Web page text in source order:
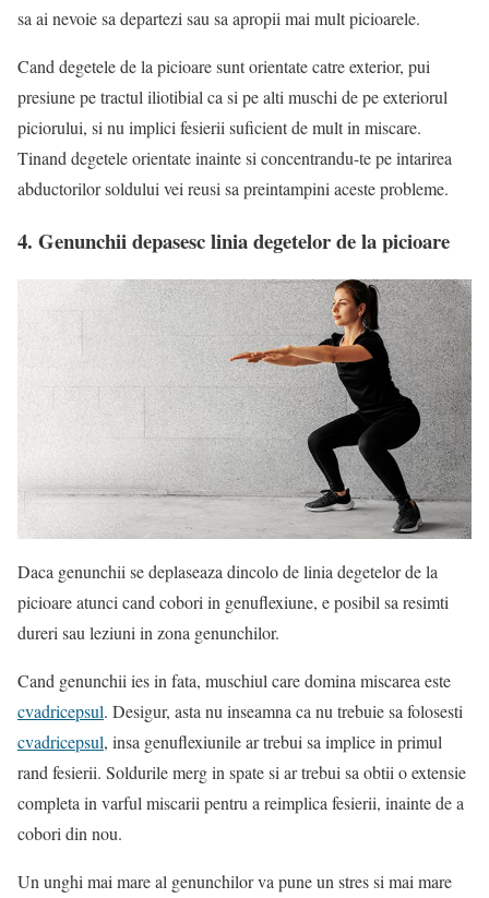
sa ai nevoie sa departezi sau sa apropii mai mult picioarele.
Cand degetele de la picioare sunt orientate catre exterior, pui
presiune pe tractul iliotibial ca si pe alti muschi de pe exteriorul
piciorului, si nu implici fesierii suficient de mult in miscare.
Tinand degetele orientate inainte si concentrandu-te pe intarirea
abductorilor soldului vei reusi sa preintampini aceste probleme.
4. Genunchii depasesc linia degetelor de la picioare
Daca genunchii se deplaseaza dincolo de linia degetelor de la
picioare atunci cand cobori in genuflexiune, e posibil sa resimti
dureri sau leziuni in zona genunchilor.
Cand genunchii ies in fata, muschiul care domina miscarea este
cvadricepsul. Desigur, asta nu inseamna ca nu trebuie sa folosesti
cvadricepsul, insa genuflexiunile ar trebui sa implice in primul
rand fesierii. Soldurile merg in spate si ar trebui sa obtii o extensie
completa in varful miscarii pentru a reimplica fesierii, inainte de a
cobori din nou.
Un unghi mai mare al genunchilor va pune un stres si mai mare